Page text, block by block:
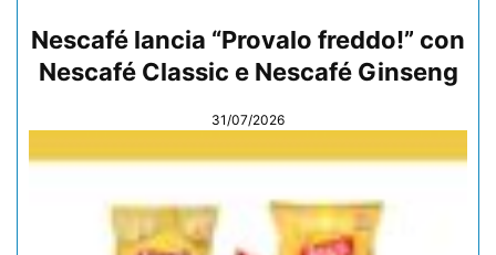
Nescafé lancia “Provalo freddo!” con
Nescafé Classic e Nescafé Ginseng
31/07/2026